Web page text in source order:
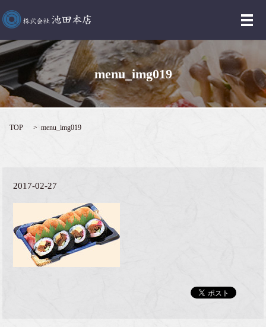
メ
menu_img019
TOP menu_img019
2017-02-27